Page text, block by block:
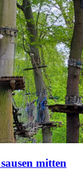
mitten